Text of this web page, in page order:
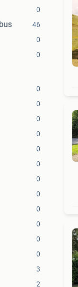
0
46
0
0
0
0
0
0
0
0
0
0
0
0
0
0
3
2